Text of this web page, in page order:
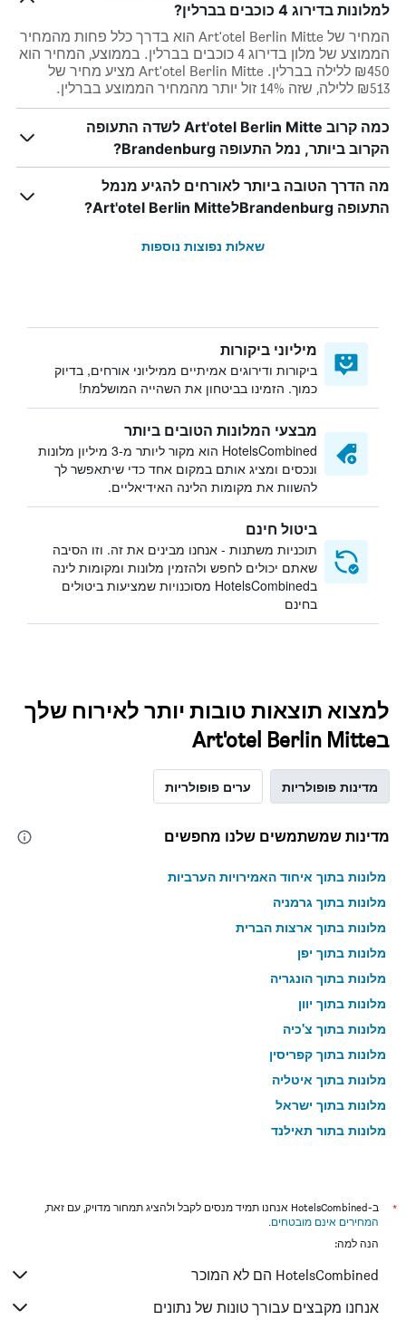
למלונות בדירוג 4 כוכבים בברלין?
המחיר של Art'otel Berlin Mitte הוא בדרך כלל פחות מהמחיר
הממוצע של מלון בדירוג 4 כוכבים בברלין. בממוצע, המחיר הוא
₪450 ללילה בברלין. Art'otel Berlin Mitte מציע מחיר של
₪513 ללילה, שזה 14% זול יותר מהמחיר הממוצע בברלין.
כמה קרוב Art'otel Berlin Mitte לשדה התעופה
הקרוב ביותר, נמל התעופה Brandenburg?
מה הדרך הטובה ביותר לאורחים להגיע מנמל
התעופה BrandenburgלArt'otel Berlin Mitte?
שאלות נפוצות נוספות
מיליוני ביקורות
ביקורות ודירוגים אמיתיים ממיליוני אורחים, בדיוק
כמוך. הזמינו בביטחון את השהייה המושלמת!
מבצעי המלונות הטובים ביותר
HotelsCombined הוא מקור ליותר מ-3 מיליון מלונות
ונכסים ומציג אותם במקום אחד כדי שיתאפשר לך
להשוות את מקומות הלינה האידיאליים.
ביטול חינם
תוכניות משתנות - אנחנו מבינים את זה. וזו הסיבה
שאתם יכולים לחפש ולהזמין מלונות ומקומות לינה
בHotelsCombined מסוכנויות שמציעות ביטולים
בחינם
למצוא תוצאות טובות יותר לאירוח שלך
בArt'otel Berlin Mitte
מדינות פופולריות ערים פופולריות
מדינות שמשתמשים שלנו מחפשים
מלונות בתוך איחוד האמירויות הערביות
מלונות בתוך גרמניה
מלונות בתוך ארצות הברית
מלונות בתוך יפן
מלונות בתוך הונגריה
מלונות בתוך יוון
מלונות בתוך צ'כיה
מלונות בתוך קפריסין
מלונות בתוך איטליה
מלונות בתוך ישראל
מלונות בתוך תאילנד
*
ב-HotelsCombined אנחנו תמיד מנסים לקבל ולהציג תמחור מדויק, עם זאת,
המחירים אינם מובטחים.
הנה למה:
HotelsCombined הם לא המוכר
אנחנו מקבצים עבורך טונות של נתונים